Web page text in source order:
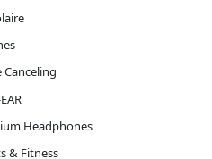
Canceling
Headphones
& Fitness